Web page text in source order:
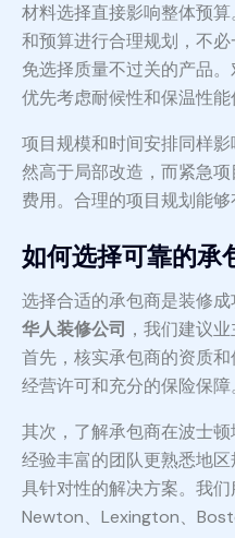
材料选择直接影响整体预
和预算进行合理规划，不
免选择质量不过关的产品
优先考虑耐候性和保温性能
项目规模和时间安排同样
然高于局部改造，而紧急
费用。合理的项目规划能够
如何选择可靠的承
选择合适的承包商是装修
华人装修公司 ，我们建议
首先，核实承包商的资质
经营许可和充分的保险保障
其次，了解承包商在波士
经验丰富的团队更熟悉地
具针对性的解决方案。我们
Newton、Lexington、